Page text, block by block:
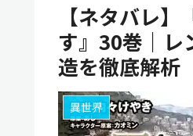
【ネタバレ
す』30巻｜レ
造を徹底解析
異世界